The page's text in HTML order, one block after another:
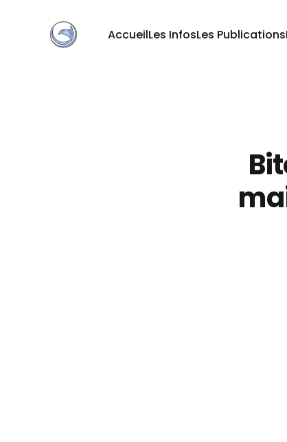
AccueilLes InfosLes Publications